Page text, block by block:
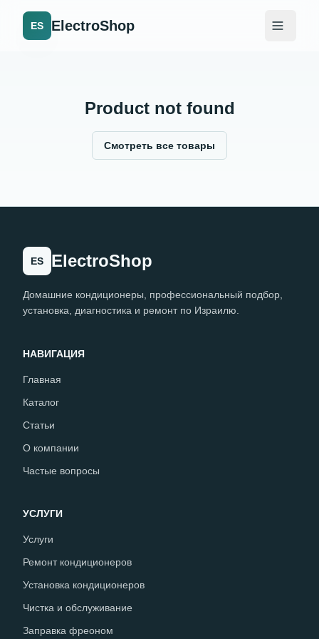
ES ElectroShop
Product not found
Смотреть все товары
ES ElectroShop
Домашние кондиционеры, профессиональный подбор,
установка, диагностика и ремонт по Израилю.
НАВИГАЦИЯ
Главная
Каталог
Статьи
О компании
Частые вопросы
УСЛУГИ
Услуги
Ремонт кондиционеров
Установка кондиционеров
Чистка и обслуживание
Заправка фреоном